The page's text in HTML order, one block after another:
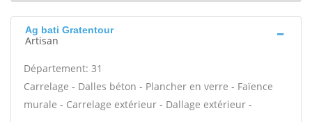
Ag bati Gratentour
Artisan
Département: 31
Carrelage - Dalles béton - Plancher en verre - Faïence
murale - Carrelage extérieur - Dallage extérieur -